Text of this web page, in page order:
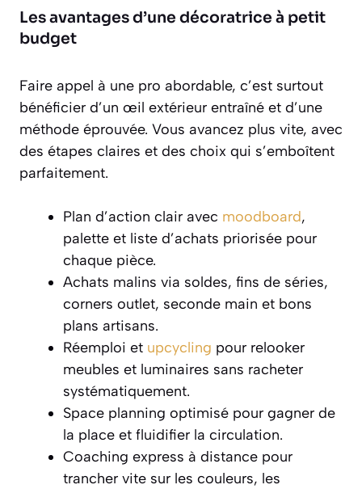
Les avantages d’une décoratrice à petit
budget
Faire appel à une pro abordable, c’est surtout
bénéficier d’un œil extérieur entraîné et d’une
méthode éprouvée. Vous avancez plus vite, avec
des étapes claires et des choix qui s’emboîtent
parfaitement.
Plan d’action clair avec moodboard,
palette et liste d’achats priorisée pour
chaque pièce.
Achats malins via soldes, fins de séries,
corners outlet, seconde main et bons
plans artisans.
Réemploi et upcycling pour relooker
meubles et luminaires sans racheter
systématiquement.
Space planning optimisé pour gagner de
la place et fluidifier la circulation.
Coaching express à distance pour
trancher vite sur les couleurs, les